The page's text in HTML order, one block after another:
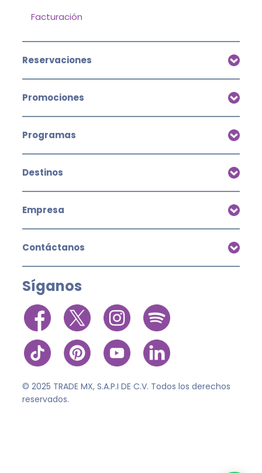
Facturación
Reservaciones
Promociones
Programas
Destinos
Empresa
Contáctanos
Síganos
© 2025 TRADE MX, S.A.P.I DE C.V. Todos los derechos
reservados.